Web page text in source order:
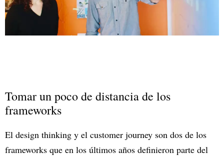
Tomar un poco de distancia de los
frameworks
El design thinking y el customer journey son dos de los
frameworks que en los últimos años definieron parte del